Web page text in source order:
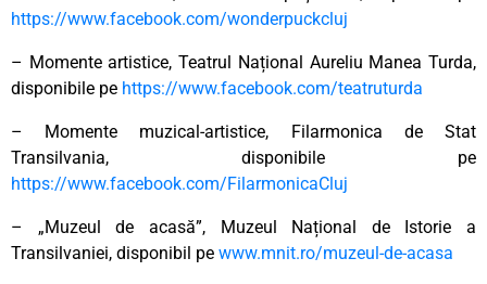
https://www.facebook.com/wonderpuckcluj
– Momente artistice, Teatrul Național Aureliu Manea Turda,
disponibile pe https://www.facebook.com/teatruturda
– Momente muzical-artistice, Filarmonica de Stat
Transilvania, disponibile pe
https://www.facebook.com/FilarmonicaCluj
– „Muzeul de acasă”, Muzeul Național de Istorie a
Transilvaniei, disponibil pe www.mnit.ro/muzeul-de-acasa